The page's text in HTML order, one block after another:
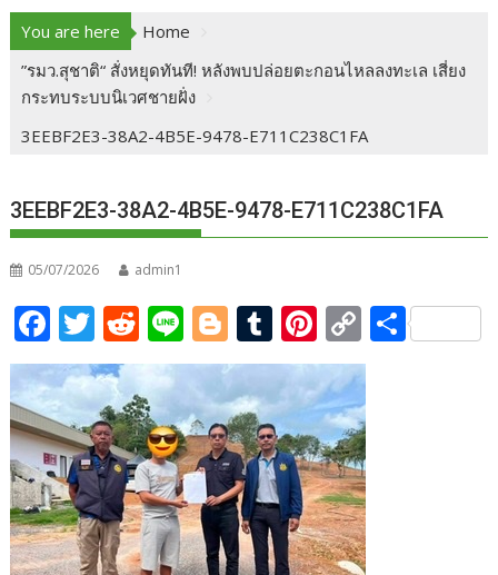
You are here
Home
”รมว.สุชาติ“ สั่งหยุดทันที! หลังพบปล่อยตะกอนไหลลงทะเล เสี่ยง
กระทบระบบนิเวศชายฝั่ง
3EEBF2E3-38A2-4B5E-9478-E711C238C1FA
3EEBF2E3-38A2-4B5E-9478-E711C238C1FA
05/07/2026 admin1
F
ac
e
b
o
o
k
T
w
itt
er
R
e
d
di
t
Li
n
e
Bl
o
g
g
er
T
u
m
bl
r
Pi
nt
er
e
st
C
o
p
y
Li
n
k
S